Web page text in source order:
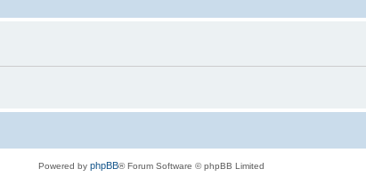
Powered by phpBB® Forum Software © phpBB Limited